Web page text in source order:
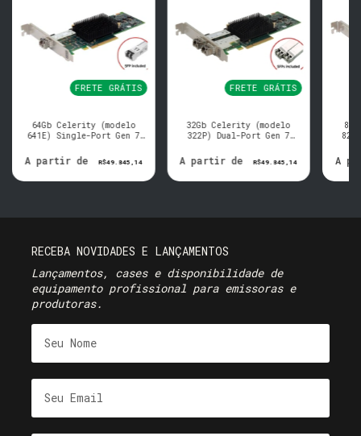
FRETE GRÁTIS
64Gb Celerity (modelo
641E) Single-Port Gen 7
(SFP incluso)
A partir de R$49.845,14
FRETE GRÁTIS
32Gb Celerity (modelo
322P) Dual-Port Gen 7
(SFPs inclusos)
A partir de R$49.845,14 A
RECEBA NOVIDADES E LANÇAMENTOS
Lançamentos, cases e disponibilidade de
equipamento profissional para emissoras e
produtoras.